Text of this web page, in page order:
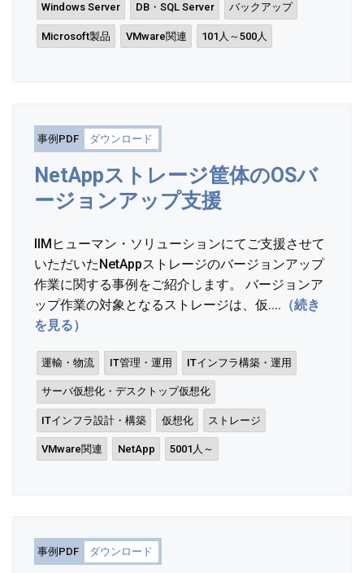
Windows Server DB・SQL Server バックアップ
Microsoft製品 VMware関連 101人～500人
事例PDF ダウンロード
NetAppストレージ筐体のOSバ
ージョンアップ支援
IIMヒューマン・ソリューションにてご支援させて
いただいたNetAppストレージのバージョンアップ
作業に関する事例をご紹介します。 バージョンア
ップ作業の対象となるストレージは、仮.... （続き
を見る）
運輸・物流 IT管理・運用 ITインフラ構築・運用
サーバ仮想化・デスクトップ仮想化
ITインフラ設計・構築 仮想化 ストレージ
VMware関連 NetApp 5001人～
事例PDF ダウンロード